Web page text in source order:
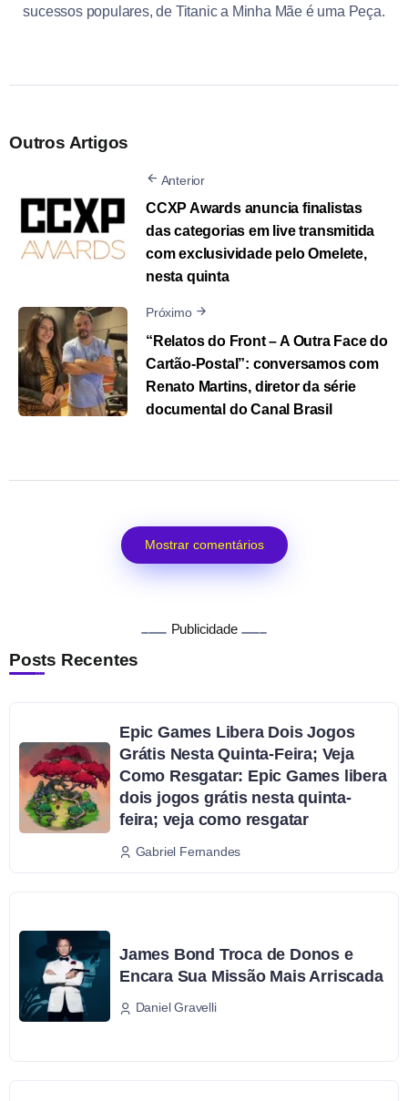
sucessos populares, de Titanic a Minha Mãe é uma Peça.
Outros Artigos
Anterior
CCXP Awards anuncia finalistas
das categorias em live transmitida
com exclusividade pelo Omelete,
nesta quinta
Próximo
“Relatos do Front – A Outra Face do
Cartão-Postal”: conversamos com
Renato Martins, diretor da série
documental do Canal Brasil
Mostrar comentários
Publicidade
Posts Recentes
Epic Games Libera Dois Jogos
Grátis Nesta Quinta-Feira; Veja
Como Resgatar: Epic Games libera
dois jogos grátis nesta quinta-
feira; veja como resgatar
Gabriel Fernandes
James Bond Troca de Donos e
Encara Sua Missão Mais Arriscada
Daniel Gravelli